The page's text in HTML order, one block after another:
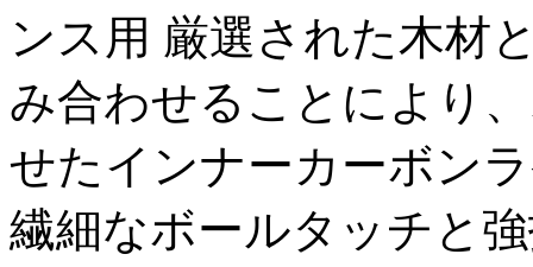
ンス用 厳選された木材
み合わせることにより
せたインナーカーボン
繊細なボールタッチと